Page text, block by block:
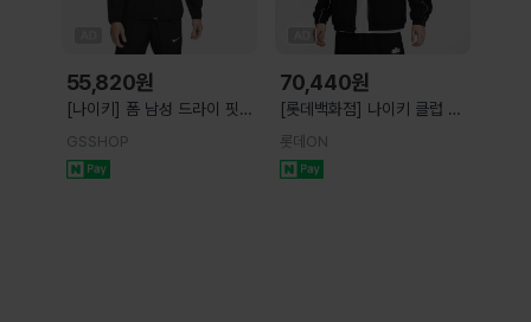
55,820원
[나이키] 폼 남성 드라이 핏
후드 다용도 재킷 FB7483-
010
GSSHOP
70,440원
[롯데백화점] 나이키 클럽 남
성 후드 재킷 HJ2013-010
LE1218609499
롯데ON